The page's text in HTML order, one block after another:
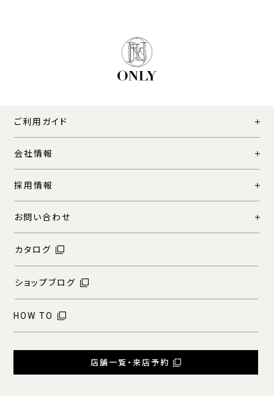
ご利用ガイド
会社情報
採用情報
お問い合わせ
カタログ
ショップブログ
HOW TO
店舗一覧・来店予約